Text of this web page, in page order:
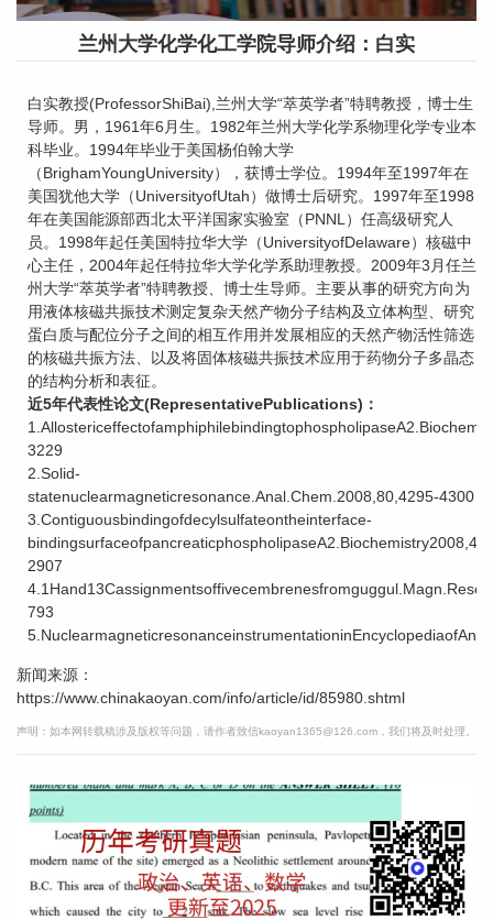
兰州大学化学化工学院导师介绍：白实
白实教授(ProfessorShiBai),兰州大学“萃英学者”特聘教授，博士生
导师。男，1961年6月生。1982年兰州大学化学系物理化学专业本
科毕业。1994年毕业于美国杨伯翰大学
（BrighamYoungUniversity），获博士学位。1994年至1997年在
美国犹他大学（UniversityofUtah）做博士后研究。1997年至1998
年在美国能源部西北太平洋国家实验室（PNNL）任高级研究人
员。1998年起任美国特拉华大学（UniversityofDelaware）核磁中
心主任，2004年起任特拉华大学化学系助理教授。2009年3月任兰
州大学“萃英学者”特聘教授、博士生导师。主要从事的研究方向为
用液体核磁共振技术测定复杂天然产物分子结构及立体构型、研究
蛋白质与配位分子之间的相互作用并发展相应的天然产物活性筛选
的核磁共振方法、以及将固体核磁共振技术应用于药物分子多晶态
的结构分析和表征。
近5年代表性论文(RepresentativePublications)：
3229
2.Solid-
statenuclearmagneticresonance.Anal.Chem.2008,80,4295-4300
3.Contiguousbindingofdecylsulfateontheinterface-
2907
793
新闻来源：
https://www.chinakaoyan.com/info/article/id/85980.shtml
声明：如本网转载稿涉及版权等问题，请作者致信kaoyan1365@126.com，我们将及时处理。